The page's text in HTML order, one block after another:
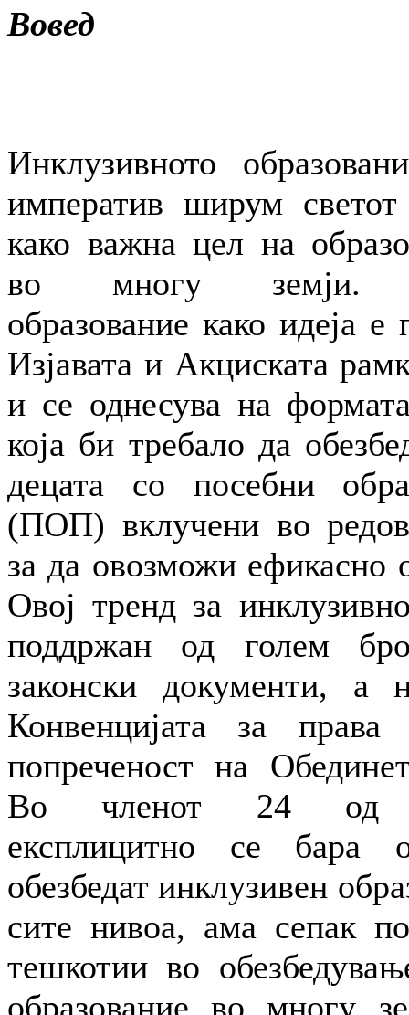
Вовед
Инклузивното
императив ширум
како важна цел на
во многу земји.
образование како идеја
Изјавата и Акциската
и се однесува на
која би требало да
децата со посебни
(ПОП) вклучени во
за да овозможи ефикасно
Овој тренд за
поддржан од голем
законски документи, а
Конвенцијата за
попреченост на
Во членот 24 од
експлицитно се бара
обезбедат инклузивен
сите нивоа, ама сепак
тешкотии во
образование во многу